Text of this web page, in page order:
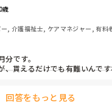
歳
, 介護福祉士, ケアマネジャー, 有料
です。
、貰えるだけでも有難いんで
回答をもっと見る